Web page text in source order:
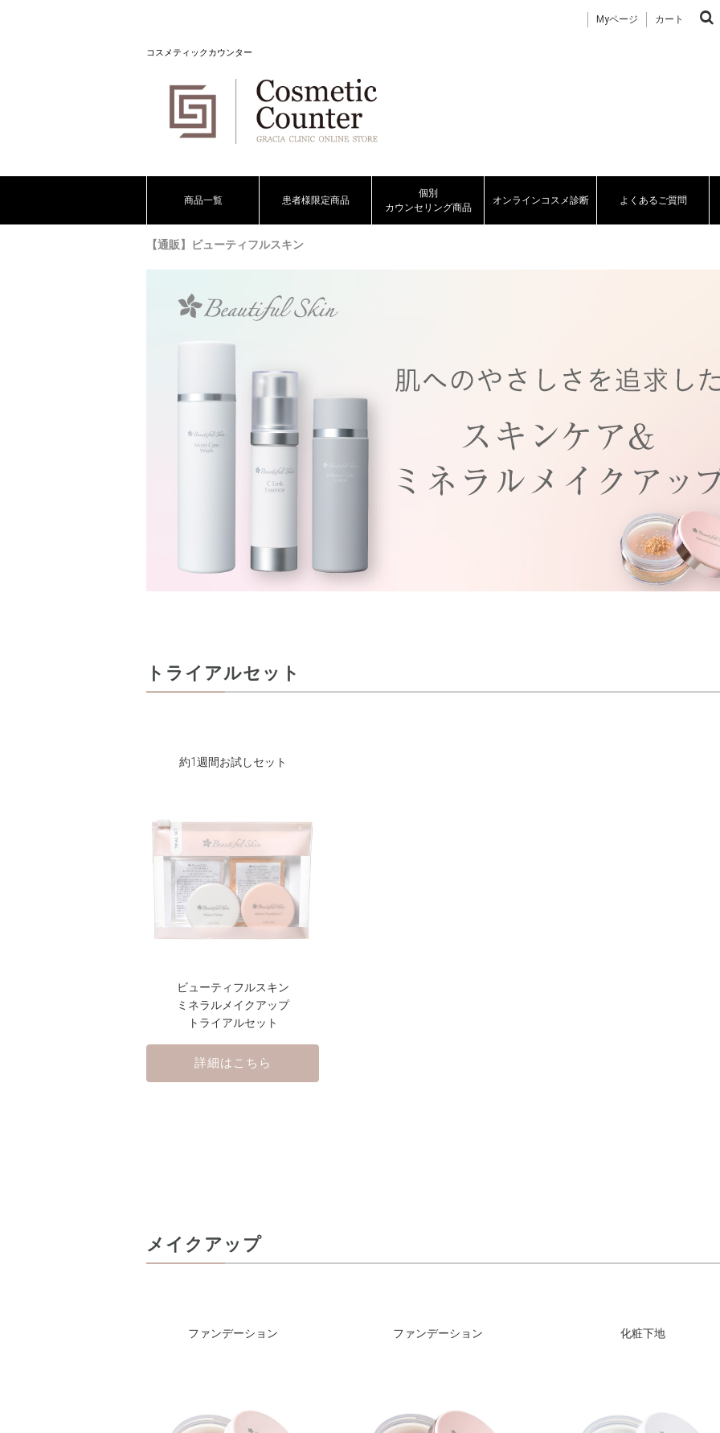
Myページ カート
コスメティックカウンター
商品一覧 患者様限定商品
個別
カウンセリング商品
オンラインコスメ診断 よくあるご質問
【通販】ビューティフルスキン
トライアルセット
約1週間お試しセット
ビューティフルスキン
ミネラルメイクアップ
トライアルセット
詳細はこちら
メイクアップ
ファンデーション ファンデーション 化粧下地